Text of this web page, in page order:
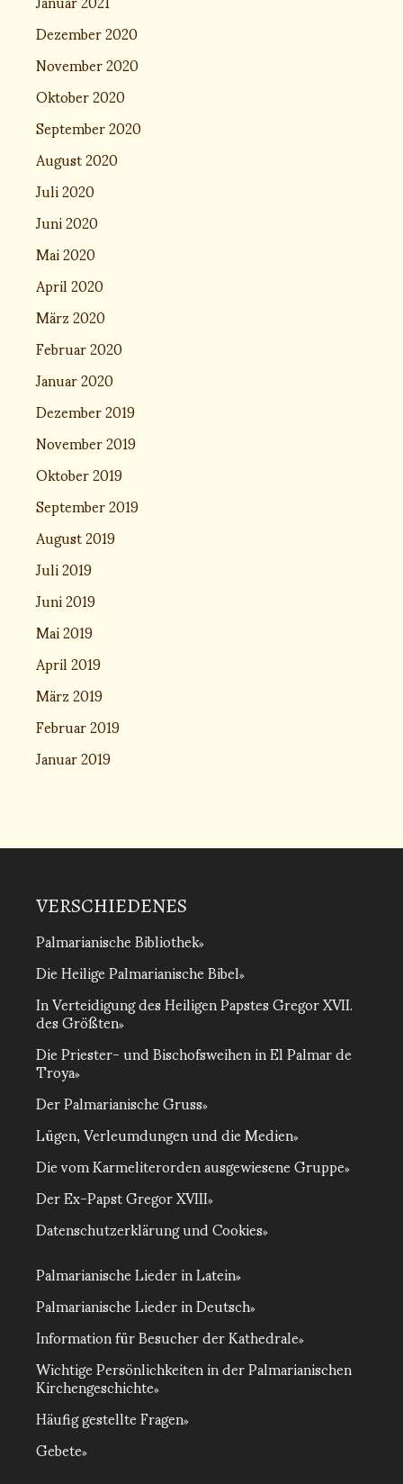
Dezember 2020
November 2020
Oktober 2020
September 2020
August 2020
Juli 2020
Juni 2020
Mai 2020
April 2020
März 2020
Februar 2020
Januar 2020
Dezember 2019
November 2019
Oktober 2019
September 2019
August 2019
Juli 2019
Juni 2019
Mai 2019
April 2019
März 2019
Februar 2019
Januar 2019
VERSCHIEDENES
Palmarianische Bibliothek
Die Heilige Palmarianische Bibel
In Verteidigung des Heiligen Papstes Gregor XVII.
des Größten
Die Priester- und Bischofsweihen in El Palmar de
Troya
Der Palmarianische Gruss
Lügen, Verleumdungen und die Medien
Die vom Karmeliterorden ausgewiesene Gruppe
Der Ex-Papst Gregor XVIII
Datenschutzerklärung und Cookies
Palmarianische Lieder in Latein
Palmarianische Lieder in Deutsch
Information für Besucher der Kathedrale
Wichtige Persönlichkeiten in der Palmarianischen
Kirchengeschichte
Häufig gestellte Fragen
Gebete